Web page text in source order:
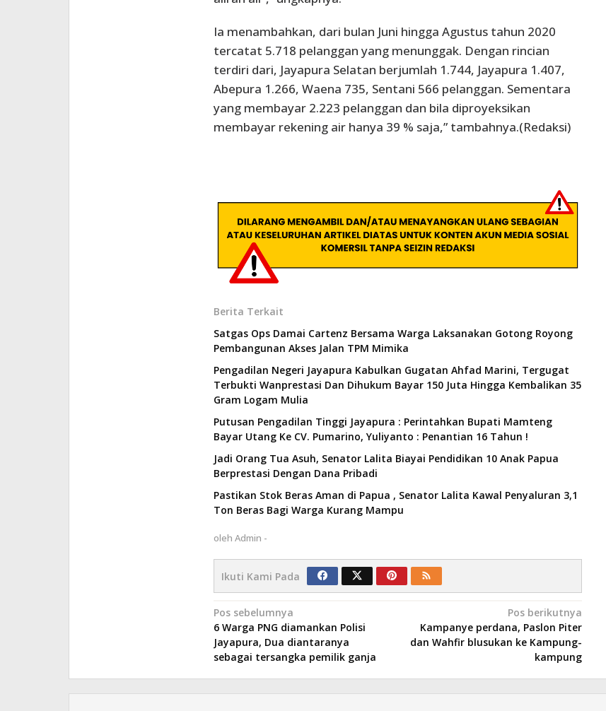
Ia menambahkan, dari bulan Juni hingga Agustus tahun 2020
tercatat 5.718 pelanggan yang menunggak. Dengan rincian
terdiri dari, Jayapura Selatan berjumlah 1.744, Jayapura 1.407,
Abepura 1.266, Waena 735, Sentani 566 pelanggan. Sementara
yang membayar 2.223 pelanggan dan bila diproyeksikan
membayar rekening air hanya 39 % saja,” tambahnya.(Redaksi)
Berita Terkait
Satgas Ops Damai Cartenz Bersama Warga Laksanakan Gotong Royong
Pembangunan Akses Jalan TPM Mimika
Pengadilan Negeri Jayapura Kabulkan Gugatan Ahfad Marini, Tergugat
Terbukti Wanprestasi Dan Dihukum Bayar 150 Juta Hingga Kembalikan 35
Gram Logam Mulia
Putusan Pengadilan Tinggi Jayapura : Perintahkan Bupati Mamteng
Bayar Utang Ke CV. Pumarino, Yuliyanto : Penantian 16 Tahun !
Jadi Orang Tua Asuh, Senator Lalita Biayai Pendidikan 10 Anak Papua
Berprestasi Dengan Dana Pribadi
Pastikan Stok Beras Aman di Papua , Senator Lalita Kawal Penyaluran 3,1
Ton Beras Bagi Warga Kurang Mampu
oleh Admin -
Ikuti Kami Pada
Navigasi
pos
Pos sebelumnya
6 Warga PNG diamankan Polisi
Jayapura, Dua diantaranya
sebagai tersangka pemilik ganja
Pos berikutnya
Kampanye perdana, Paslon Piter
dan Wahfir blusukan ke Kampung-
kampung